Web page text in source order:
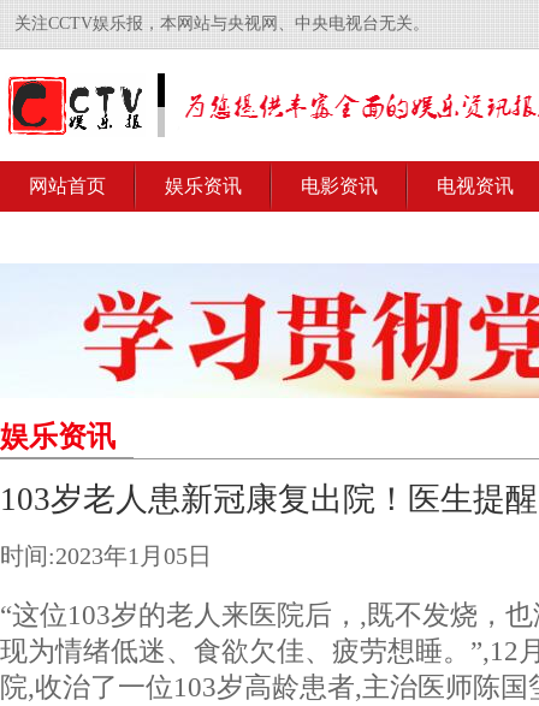
关注CCTV娱乐报，本网站与央视网、中央电视台无关。
网站首页 娱乐资讯 电影资讯 电视资讯
娱乐资讯
103岁老人患新冠康复出院！医生提醒
时间:2023年1月05日
“这位103岁的老人来医院后，,既不发烧，也
现为情绪低迷、食欲欠佳、疲劳想睡。”,12
院,收治了一位103岁高龄患者,主治医师陈